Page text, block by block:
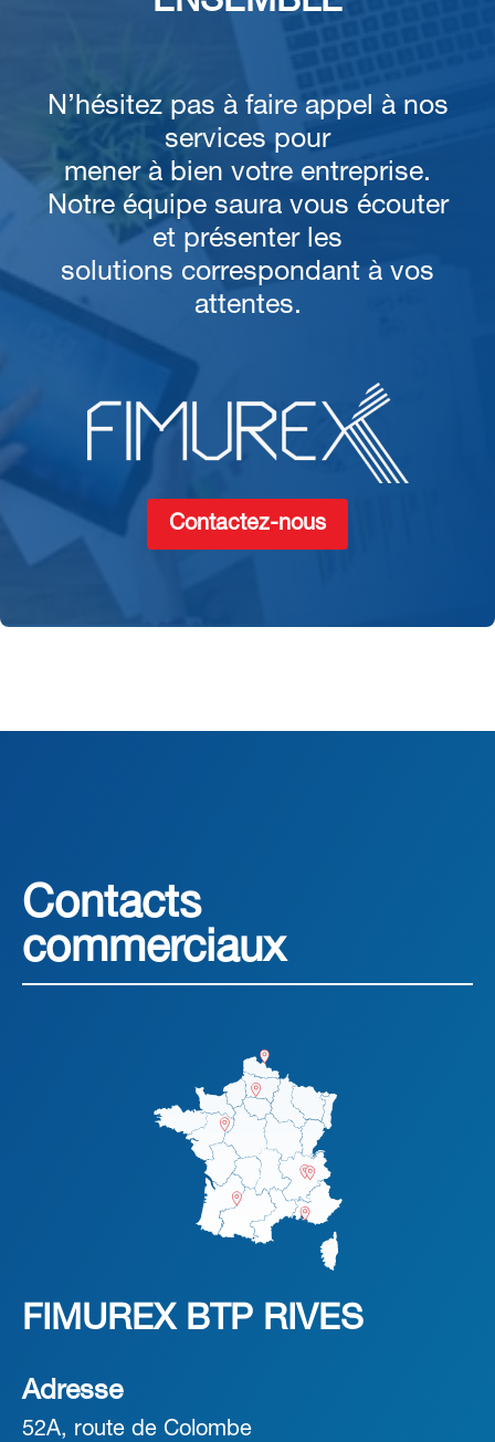
N’hésitez pas à faire appel à nos
services pour
mener à bien votre entreprise.
Notre équipe saura vous écouter
et présenter les
solutions correspondant à vos
attentes.
Contactez-nous
Contacts
commerciaux
FIMUREX BTP RIVES
Adresse
52A, route de Colombe